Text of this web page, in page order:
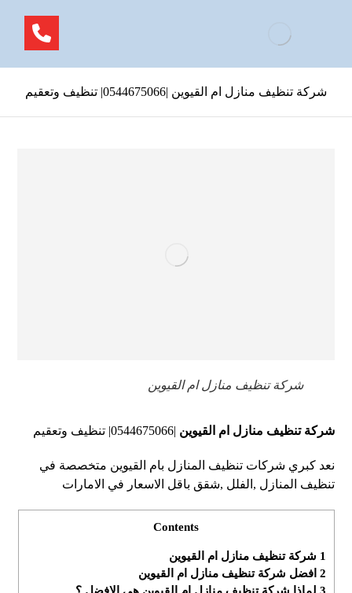
شركة تنظيف منازل ام القيوين |0544675066| تنظيف وتعقيم
شركة تنظيف منازل ام القيوين
شركة تنظيف منازل ام القيوين |0544675066| تنظيف وتعقيم
نعد كبري شركات تنظيف المنازل بام القيوين متخصصة في
تنظيف المنازل ,الفلل ,شقق باقل الاسعار في الامارات
Contents
1 شركة تنظيف منازل ام القيوين
2 افضل شركة تنظيف منازل ام القيوين
3 لماذا شركة تنظيف منازل ام القيوين هي الافضل ؟